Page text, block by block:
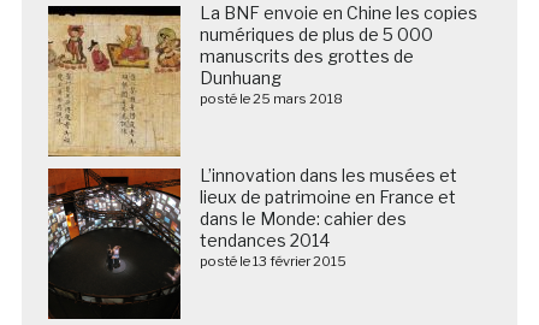
La BNF envoie en Chine les copies
numériques de plus de 5 000
manuscrits des grottes de
Dunhuang
posté le 25 mars 2018
L’innovation dans les musées et
lieux de patrimoine en France et
dans le Monde: cahier des
tendances 2014
posté le 13 février 2015